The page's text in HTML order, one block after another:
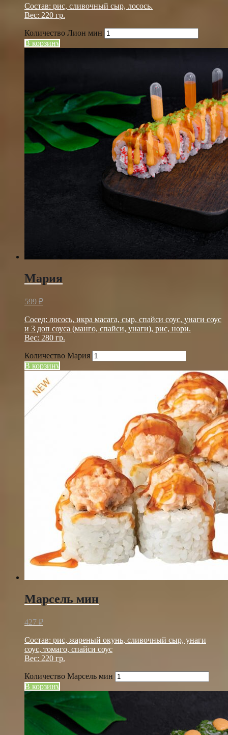
Состав: рис, сливочный сыр, лосось.
Вес: 220 гр.
Количество Лион мин
В корзину
Мария
599 ₽
Сосед: лосось, икра масага, сыр, спайси соус, унаги соус
и 3 доп соуса (манго, спайси, унаги), рис, нори.
Вес: 280 гр.
Количество Мария
В корзину
Марсель мин
427 ₽
Состав: рис, жареный окунь, сливочный сыр, унаги
соус, томаго, спайси соус
Вес: 220 гр.
Количество Марсель мин
В корзину